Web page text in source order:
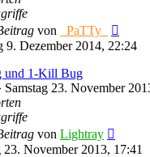
von
_PaTTy_
9. Dezember 2014, 22:24
und 1-Kill Bug
Samstag 23. November
von Lightray
23. November 2013, 17:41